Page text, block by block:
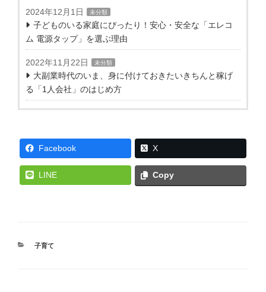
2024年12月1日 未分類
子どものいる家庭にぴったり！安心・安全な「エレコ
ム 電源タップ」を選ぶ理由
2022年11月22日 未分類
大副業時代のいま、身に付けておきたいきちんと稼げ
る「1人会社」のはじめ方
Facebook X
LINE Copy
カ
子育て